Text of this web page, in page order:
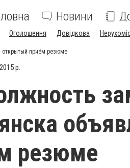
Новини
Оголошення Довідкова
открытый приём резюме
р.
резюме